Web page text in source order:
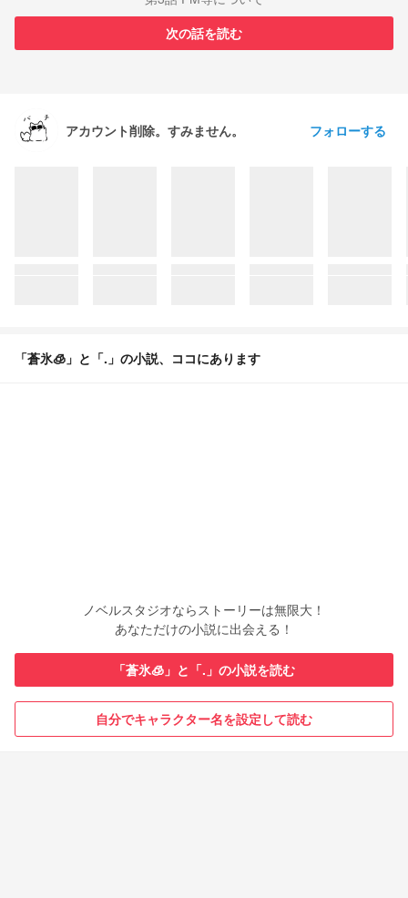
次の話を読む
アカウント削除。すみません。 フォローする
「蒼氷🧊」と「.」の小説、ココにあります
ノベルスタジオならストーリーは無限大！
あなただけの小説に出会える！
「蒼氷🧊」と「.」の小説を読む
自分でキャラクター名を設定して読む